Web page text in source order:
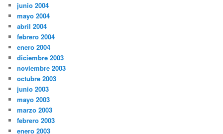
junio 2004
mayo 2004
abril 2004
febrero 2004
enero 2004
diciembre 2003
noviembre 2003
octubre 2003
junio 2003
mayo 2003
marzo 2003
febrero 2003
enero 2003